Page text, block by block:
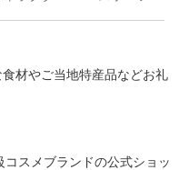
材やご当地特産品などお礼
スメブランドの公式ショッ